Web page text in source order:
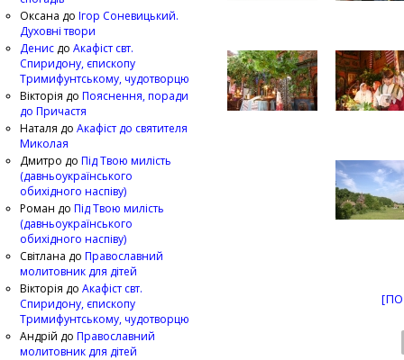
Оксана до Ігор Соневицький.
Духовні твори
Денис до Акафіст свт.
Спиридону, єпископу
Тримифунтському, чудотворцю
Вікторія до Пояснення, поради
до Причастя
Наталя до Акафіст до святителя
Миколая
Дмитро до Під Твою милість
(давньоукраїнського
обихідного наспіву)
Роман до Під Твою милість
(давньоукраїнського
обихідного наспіву)
Світлана до Православний
молитовник для дітей
Вікторія до Акафіст свт.
Спиридону, єпископу
Тримифунтському, чудотворцю
Андрій до Православний
молитовник для дітей